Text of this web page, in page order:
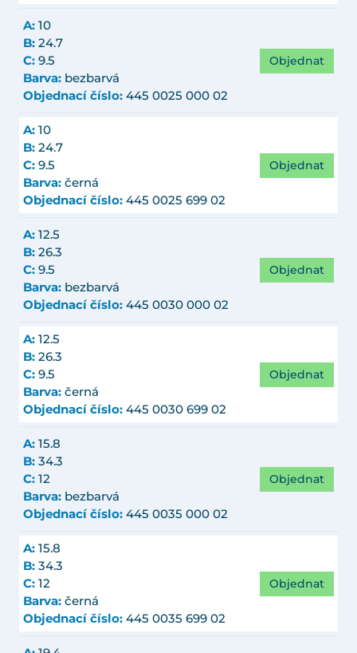
A: 10
B: 24.7
C: 9.5
Barva: bezbarvá
Objednací číslo: 445 0025 000 02
Objednat
A: 10
B: 24.7
C: 9.5
Barva: černá
Objednací číslo: 445 0025 699 02
Objednat
A: 12.5
B: 26.3
C: 9.5
Barva: bezbarvá
Objednací číslo: 445 0030 000 02
Objednat
A: 12.5
B: 26.3
C: 9.5
Barva: černá
Objednací číslo: 445 0030 699 02
Objednat
A: 15.8
B: 34.3
C: 12
Barva: bezbarvá
Objednací číslo: 445 0035 000 02
Objednat
A: 15.8
B: 34.3
C: 12
Barva: černá
Objednací číslo: 445 0035 699 02
Objednat